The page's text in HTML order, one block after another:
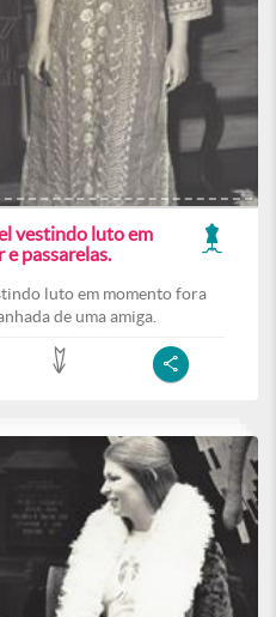
vestindo luto em
passarelas.
luto em momento fora
de uma amiga.